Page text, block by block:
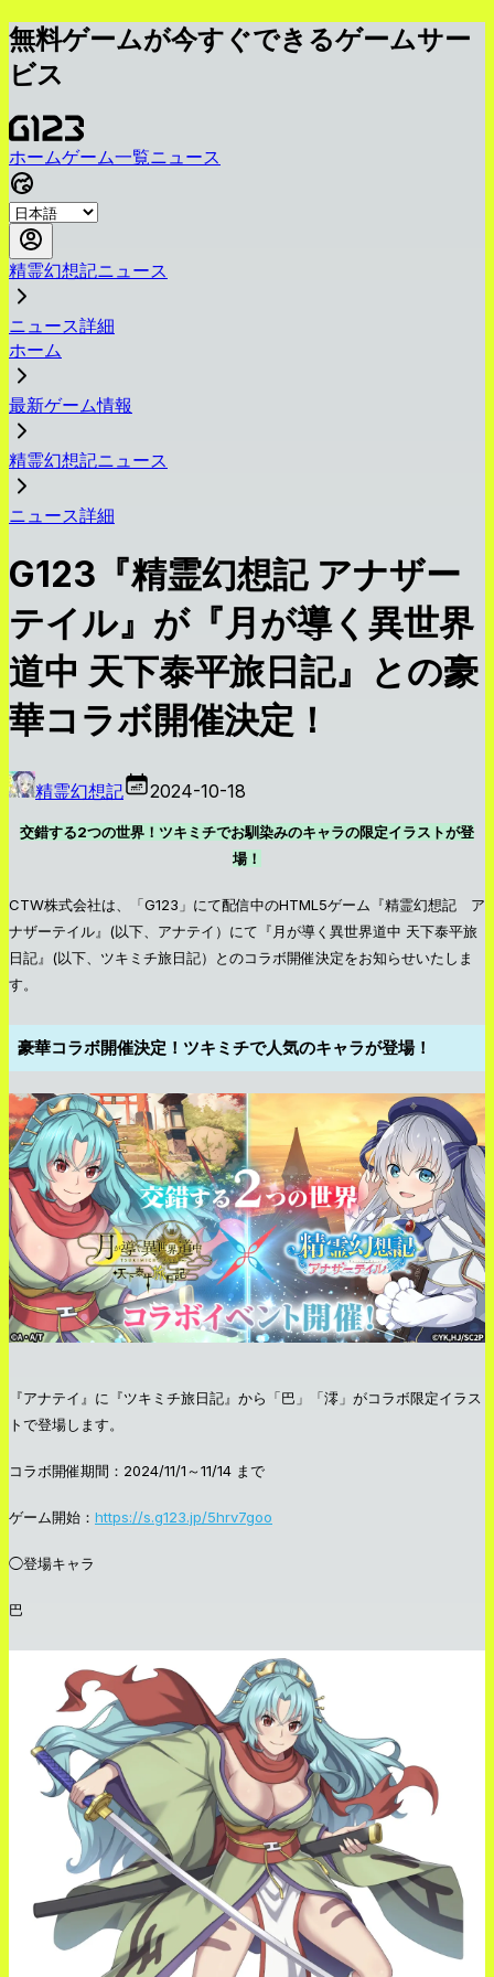
無料ゲームが今すぐできるゲームサー
ビス
ホームゲーム一覧ニュース
精霊幻想記ニュース
ニュース詳細
ホーム
最新ゲーム情報
精霊幻想記ニュース
ニュース詳細
G123『精霊幻想記 アナザー
テイル』が『月が導く異世界
道中 天下泰平旅日記』との豪
華コラボ開催決定！
精霊幻想記 2024-10-18
交錯する2つの世界！ツキミチでお馴染みのキャラの限定イラストが登
場！
CTW株式会社は、「G123」にて配信中のHTML5ゲーム『精霊幻想記 ア
ナザーテイル』(以下、アナテイ）にて『月が導く異世界道中 天下泰平旅
日記』(以下、ツキミチ旅日記）とのコラボ開催決定をお知らせいたしま
す。
豪華コラボ開催決定！ツキミチで人気のキャラが登場！
『アナテイ』に『ツキミチ旅日記』から「巴」「澪」がコラボ限定イラス
トで登場します。
コラボ開催期間：2024/11/1～11/14 まで
ゲーム開始： https://s.g123.jp/5hrv7goo
◯登場キャラ
巴